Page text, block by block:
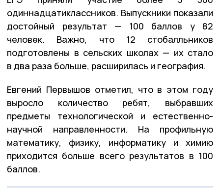
одиннадцатиклассников. Выпускники показали
достойный результат — 100 баллов у 82
человек. Важно, что 12 стобалльников
подготовлены в сельских школах — их стало
в два раза больше, расширилась и география.
Евгений Первышов отметил, что в этом году
выросло количество ребят, выбравших
предметы технологической и естественно-
научной направленности. На профильную
математику, физику, информатику и химию
приходится больше всего результатов в 100
баллов.